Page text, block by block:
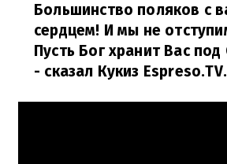
Большинство поляков с
сердцем! И мы не
Пусть Бог хранит Вас
- сказал Кукиз Espreso.TV.